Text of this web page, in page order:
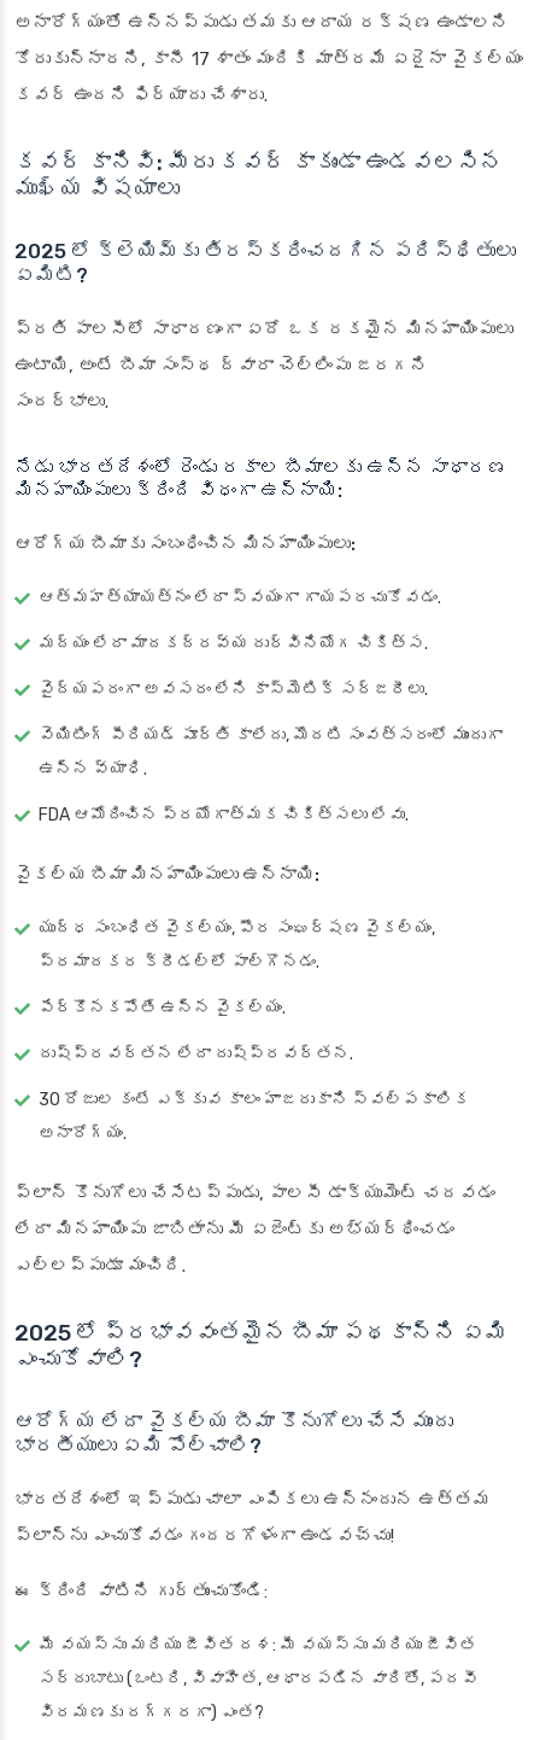
అనారోగ్యంతో ఉన్నప్పుడు తమకు ఆదాయ రక్షణ ఉండాలని
కోరుకున్నారని, కానీ 17 శాతం మందికి మాత్రమే ఏదైనా వైకల్యం
కవర్ ఉందని ఫిర్యాదు చేశారు.
కవర్ కానివి: మీరు కవర్ కాకుండా ఉండవలసిన
ముఖ్య విషయాలు
2025 లో క్లెయిమ్‌కు తిరస్కరించదగిన పరిస్థితులు
ఏమిటి?
ప్రతి పాలసీలో సాధారణంగా ఏదో ఒక రకమైన మినహాయింపులు
ఉంటాయి, అంటే బీమా సంస్థ ద్వారా చెల్లింపు జరగని
సందర్భాలు.
నేడు భారతదేశంలో రెండు రకాల బీమాలకు ఉన్న సాధారణ
మినహాయింపులు క్రింది విధంగా ఉన్నాయి:
ఆరోగ్య బీమాకు సంబంధించిన మినహాయింపులు:
ఆత్మహత్యాయత్నం లేదా స్వయంగా గాయపరచుకోవడం.
మద్యం లేదా మాదకద్రవ్య దుర్వినియోగ చికిత్స.
వైద్యపరంగా అవసరం లేని కాస్మెటిక్ సర్జరీలు.
వెయిటింగ్ పీరియడ్ పూర్తి కాలేదు, మొదటి సంవత్సరంలో ముందుగా
ఉన్న వ్యాధి.
FDA ఆమోదించిన ప్రయోగాత్మక చికిత్సలు లేవు.
వైకల్య బీమా మినహాయింపులు ఉన్నాయి:
యుద్ధ సంబంధిత వైకల్యం, పౌర సంఘర్షణ వైకల్యం,
ప్రమాదకర క్రీడల్లో పాల్గొనడం.
పేర్కొనకపోతే ఉన్న వైకల్యం.
దుష్ప్రవర్తన లేదా దుష్ప్రవర్తన.
30 రోజుల కంటే ఎక్కువ కాలం హాజరుకాని స్వల్పకాలిక
అనారోగ్యం.
ప్లాన్ కొనుగోలు చేసేటప్పుడు, పాలసీ డాక్యుమెంట్ చదవడం
లేదా మినహాయింపు జాబితాను మీ ఏజెంట్‌కు అభ్యర్థించడం
ఎల్లప్పుడూ మంచిది.
2025 లో ప్రభావవంతమైన బీమా పథకాన్ని ఏమి
ఎంచుకోవాలి?
ఆరోగ్య లేదా వైకల్య బీమా కొనుగోలు చేసే ముందు
భారతీయులు ఏమి పోల్చాలి?
భారతదేశంలో ఇప్పుడు చాలా ఎంపికలు ఉన్నందున ఉత్తమ
ప్లాన్‌ను ఎంచుకోవడం గందరగోళంగా ఉండవచ్చు!
ఈ క్రింది వాటిని గుర్తుంచుకోండి:
మీ వయస్సు మరియు జీవిత దశ : మీ వయస్సు మరియు జీవిత
సర్దుబాటు (ఒంటరి, వివాహిత, ఆధారపడిన వారితో, పదవీ
విరమణకు దగ్గరగా) ఎంత?